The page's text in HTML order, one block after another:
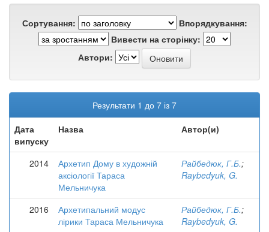
Сортування:
Впорядкування:
Вивести на сторінку:
Автори:
Результати 1 до 7 із 7
Дата
випуску
Назва Автор(и)
2014
Архетип Дому в художній
аксіології Тараса
Мельничука
Райбедюк, Г.Б.;
Raybedyuk, G.
2016
Архетипальний модус
лірики Тараса Мельничука
Райбедюк, Г.Б.;
Raybedyuk, G.